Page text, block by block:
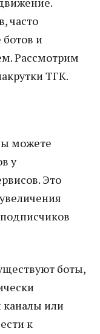
часто
и
Рассмотрим
ТГК.
можете
у
Это
боты,
или
к